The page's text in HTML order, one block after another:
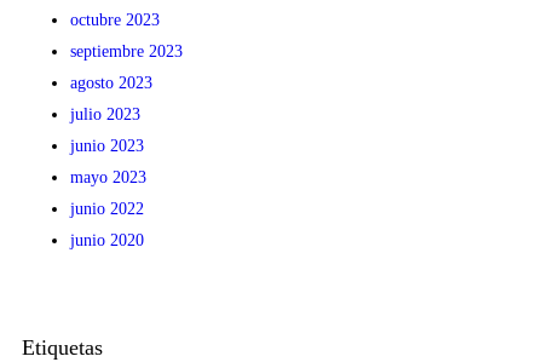
octubre 2023
septiembre 2023
agosto 2023
julio 2023
junio 2023
mayo 2023
junio 2022
junio 2020
Etiquetas